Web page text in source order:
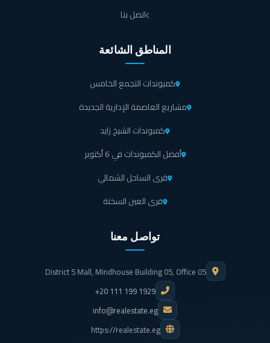
اتصل بنا
المناطق الشائعة
كمبوندات التجمع الخامس
مشاريع العاصمة الإدارية الجديدة
كمبوندات الشيخ زايد
أفضل الكمبوندات في 6 أكتوبر
قرى الساحل الشمالي
قرى العين السخنة
تواصل معنا
District 5 Mall, Mindhouse Building 05, Office 05
+20 111 199 1929
info@realestate.eg
https://realestate.eg